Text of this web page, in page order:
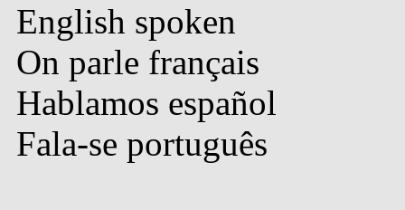
English spoken
On parle français
Hablamos español
Fala-se português